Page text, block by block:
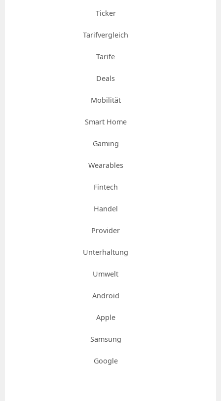
Ticker
Tarifvergleich
Tarife
Deals
Mobilität
Smart Home
Gaming
Wearables
Fintech
Handel
Provider
Unterhaltung
Umwelt
Android
Apple
Samsung
Google